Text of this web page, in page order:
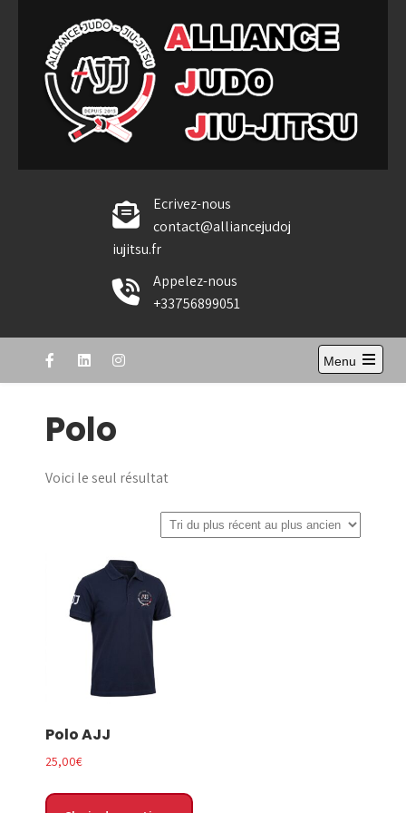
content
Alliance Judo Jiu-jitsu
Ecrivez-nous
contact@alliancejudoj
iujitsu.fr
Appelez-nous
+33756899051
Menu
Open
Polo
Voici le seul résultat
Polo AJJ
25,00€